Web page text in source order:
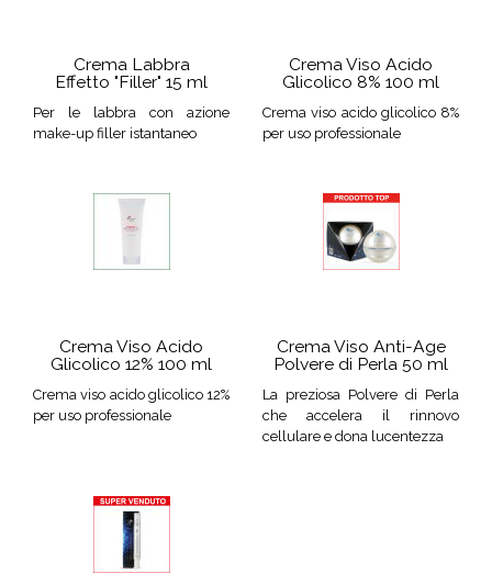
Crema Labbra
Effetto "Filler" 15 ml
Per le labbra con azione
make-up filler istantaneo
Crema Viso Acido
Glicolico 8% 100 ml
Crema viso acido glicolico 8%
per uso professionale
Crema Viso Acido
Glicolico 12% 100 ml
Crema viso acido glicolico 12%
per uso professionale
Crema Viso Anti-Age
Polvere di Perla 50 ml
La preziosa Polvere di Perla
che accelera il rinnovo
cellulare e dona lucentezza